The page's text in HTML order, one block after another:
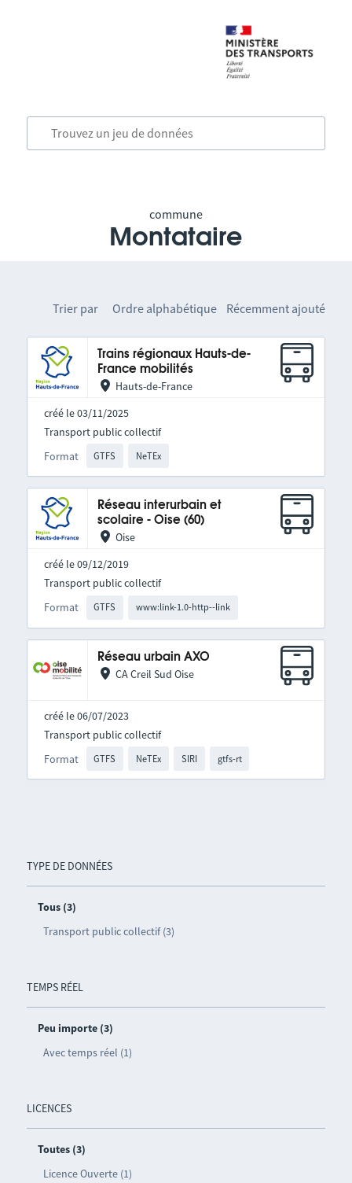
commune
Montataire
TYPE DE DONNÉES
Tous (3)
Transport public collectif (3)
TEMPS RÉEL
Peu importe (3)
Avec temps réel (1)
LICENCES
Toutes (3)
Licence Ouverte (1)
Trier par Ordre alphabétique Récemment ajouté
Trains régionaux Hauts-de-
France mobilités
Hauts-de-France
créé le 03/11/2025
Format GTFS NeTEx
Transport public collectif
Réseau interurbain et
scolaire - Oise (60)
Oise
créé le 09/12/2019
Format GTFS www:link-1.0-http--link
Transport public collectif
Réseau urbain AXO
CA Creil Sud Oise
créé le 06/07/2023
Format GTFS NeTEx SIRI gtfs-rt
Transport public collectif